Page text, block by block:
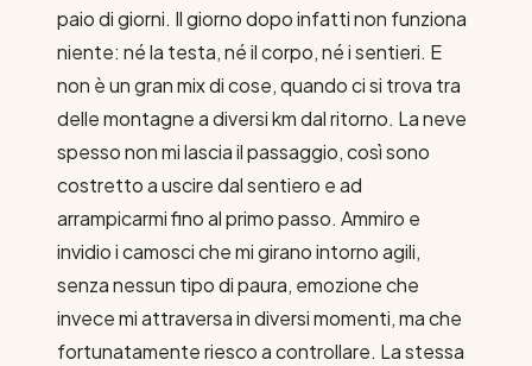
paio di giorni. Il giorno dopo infatti non funziona
niente: né la testa, né il corpo, né i sentieri. E
non è un gran mix di cose, quando ci si trova tra
delle montagne a diversi km dal ritorno. La neve
spesso non mi lascia il passaggio, così sono
costretto a uscire dal sentiero e ad
arrampicarmi fino al primo passo. Ammiro e
invidio i camosci che mi girano intorno agili,
senza nessun tipo di paura, emozione che
invece mi attraversa in diversi momenti, ma che
fortunatamente riesco a controllare. La stessa